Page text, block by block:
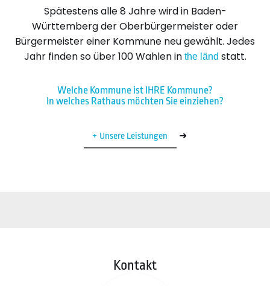
Spätestens alle 8 Jahre wird in Baden-
Württemberg der Oberbürgermeister oder
Bürgermeister einer Kommune neu gewählt. Jedes
Jahr finden so über 100 Wahlen in the länd statt.
Welche Kommune ist IHRE Kommune?
In welches Rathaus möchten Sie einziehen?
Unsere Leistungen ➜
Kontakt